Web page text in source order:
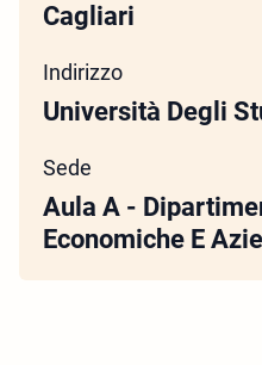
Cagliari
Indirizzo
Università Degli
Sede
Aula A -
Economiche E